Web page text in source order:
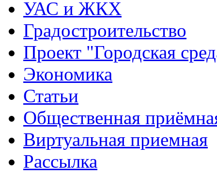
УАС и ЖКХ
Градостроительство
Проект "Городская
Экономика
Статьи
Общественная
Виртуальная приемная
Рассылка